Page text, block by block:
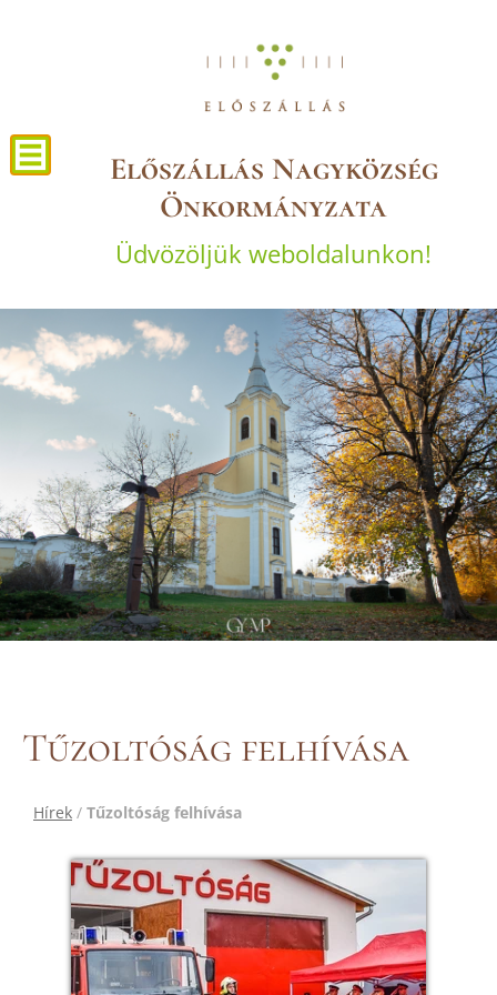
Előszállás Nagyközség
Önkormányzata
Üdvözöljük weboldalunkon!
Tűzoltóság felhívása
Hírek / Tűzoltóság felhívása